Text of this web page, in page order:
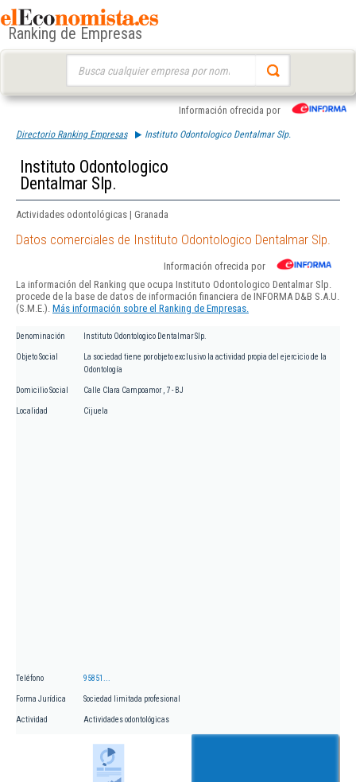
Ranking de Empresas
Información ofrecida por
Directorio Ranking Empresas Instituto Odontologico Dentalmar Slp.
Instituto Odontologico
Dentalmar Slp.
Actividades odontológicas | Granada
Datos comerciales de Instituto Odontologico Dentalmar Slp.
Información ofrecida por
La información del Ranking que ocupa Instituto Odontologico Dentalmar Slp.
procede de la base de datos de información financiera de INFORMA D&B S.A.U.
(S.M.E.). Más información sobre el Ranking de Empresas.
Denominación Instituto Odontologico Dentalmar Slp.
Objeto Social
La sociedad tiene por objeto exclusivo la actividad propia del ejercicio de la
Odontología
Domicilio Social Calle Clara Campoamor , 7 - BJ
Localidad Cijuela
Teléfono 95851...
Forma Jurídica Sociedad limitada profesional
Actividad Actividades odontológicas